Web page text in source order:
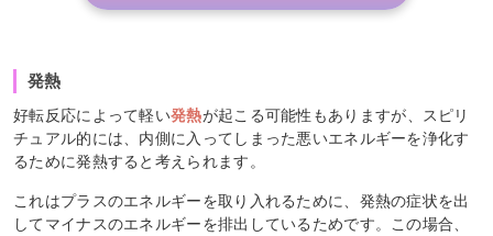
発熱
好転反応によって軽い発熱が起こる可能性もありますが、スピリ
チュアル的には、内側に入ってしまった悪いエネルギーを浄化す
るために発熱すると考えられます。
これはプラスのエネルギーを取り入れるために、発熱の症状を出
してマイナスのエネルギーを排出しているためです。この場合、